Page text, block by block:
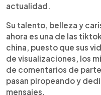
actualidad.
Su talento, belleza y
ahora es una de las
china, puesto que sus
de visualizaciones, los
de comentarios de
pasan piropeando y
mensajes.